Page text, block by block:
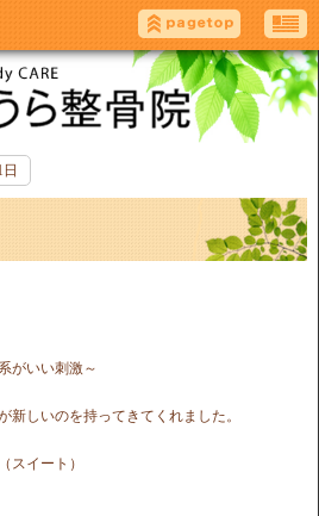
がいい刺激～
新しいのを持ってきてくれました。
スイート）